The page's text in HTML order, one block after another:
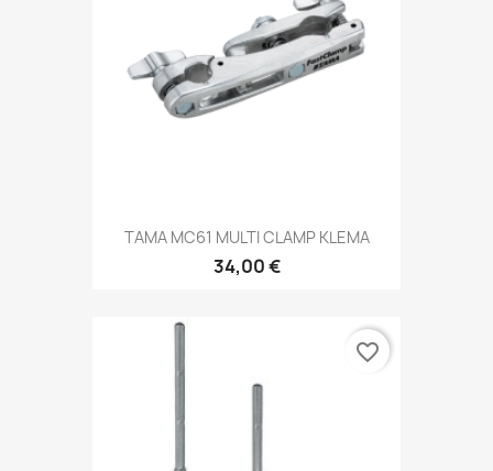
TAMA MC61 MULTI CLAMP KLEMA
34,00 €
favorite_border